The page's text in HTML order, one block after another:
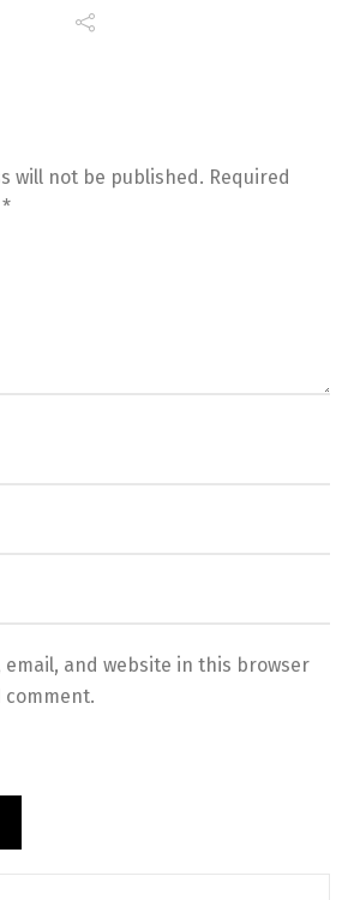
will not be published. Required
*
email, and website in this browser